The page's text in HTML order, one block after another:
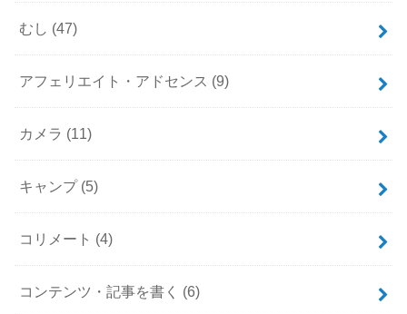
むし (47)
アフェリエイト・アドセンス (9)
カメラ (11)
キャンプ (5)
コリメート (4)
コンテンツ・記事を書く (6)